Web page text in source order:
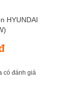
HYUNDAI
có đánh giá